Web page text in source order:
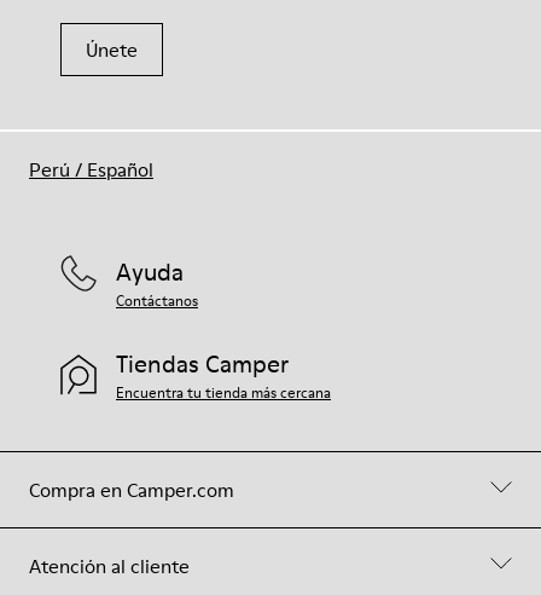
Únete
Compra en Camper.com
Atención al cliente
Ayuda
Contáctanos
Tiendas Camper
Encuentra tu tienda más cercana
Perú / Español